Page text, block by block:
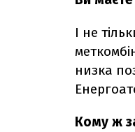
І не
низка
Кому ж